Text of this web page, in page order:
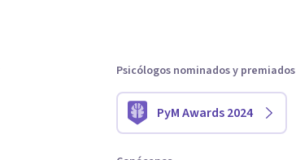
Psicólogos nominados y premiados
PyM Awards 2024